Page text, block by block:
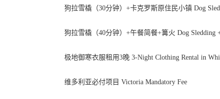
狗拉雪橇（30分钟）+卡克罗斯原住民小镇 Dog
狗拉雪橇（40分钟）+午餐简餐+篝火 Dog Sledding
极地御寒衣服租用3晚 3-Night Clothing Rental in
维多利亚必付项目 Victoria Mandatory Fee